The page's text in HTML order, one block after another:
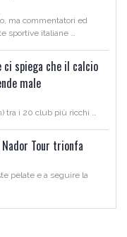
ma commentatori ed
sportive italiane …
ci spiega che il calcio
male
tra i 20 club più ricchi …
Tour trionfa
pelate e a seguire la